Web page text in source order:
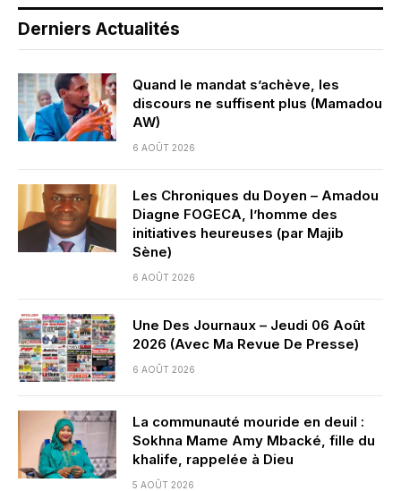
Derniers Actualités
Quand le mandat s’achève, les
discours ne suffisent plus (Mamadou
AW)
6 AOÛT 2026
Les Chroniques du Doyen – Amadou
Diagne FOGECA, l’homme des
initiatives heureuses (par Majib
Sène)
6 AOÛT 2026
Une Des Journaux – Jeudi 06 Août
2026 (Avec Ma Revue De Presse)
6 AOÛT 2026
La communauté mouride en deuil :
Sokhna Mame Amy Mbacké, fille du
khalife, rappelée à Dieu
5 AOÛT 2026